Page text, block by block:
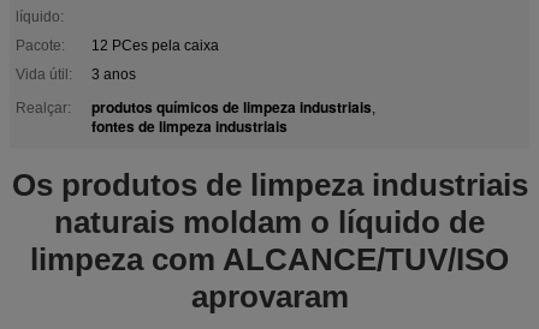
líquido:
Pacote:
12 PCes pela caixa
Vida útil:
3 anos
Realçar:
produtos químicos de limpeza industriais,
fontes de limpeza industriais
Os produtos de limpeza industriais
naturais moldam o líquido de
limpeza com ALCANCE/TUV/ISO
aprovaram